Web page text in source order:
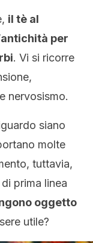
il tè al
per
. Vi si ricorre
nervosismo.
siano
molte
tuttavia,
prima linea
oggetto
utile?